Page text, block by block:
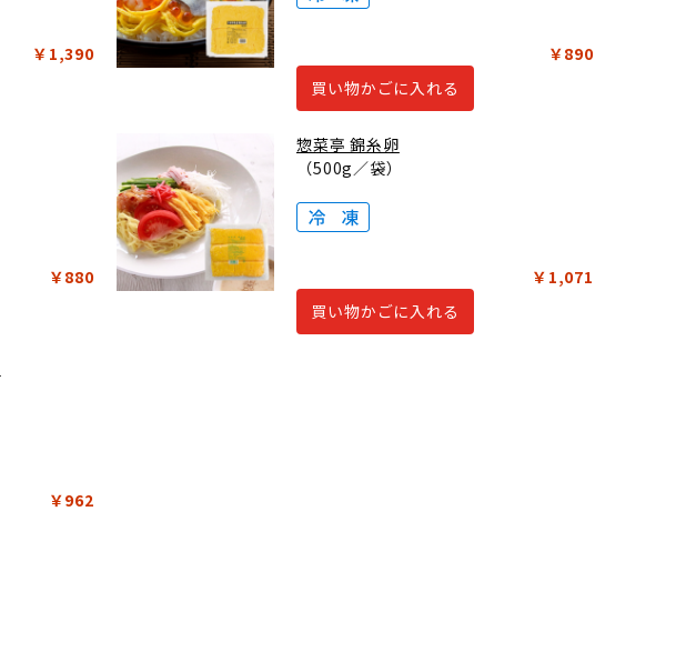
￥1,390
￥890
買い物かごに入れる
￥880
惣菜亭 錦糸卵
（500g／袋）
￥1,071
買い物かごに入れる
￥962